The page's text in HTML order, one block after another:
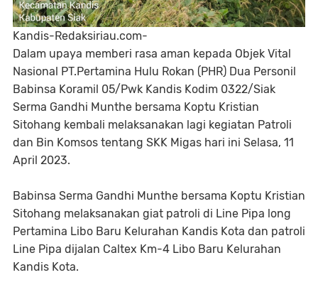
Kandis-Redaksiriau.com-
Dalam upaya memberi rasa aman kepada Objek Vital
Nasional PT.Pertamina Hulu Rokan (PHR) Dua Personil
Babinsa Koramil 05/Pwk Kandis Kodim 0322/Siak
Serma Gandhi Munthe bersama Koptu Kristian
Sitohang kembali melaksanakan lagi kegiatan Patroli
dan Bin Komsos tentang SKK Migas hari ini Selasa, 11
April 2023.
Babinsa Serma Gandhi Munthe bersama Koptu Kristian
Sitohang melaksanakan giat patroli di Line Pipa long
Pertamina Libo Baru Kelurahan Kandis Kota dan patroli
Line Pipa dijalan Caltex Km-4 Libo Baru Kelurahan
Kandis Kota.